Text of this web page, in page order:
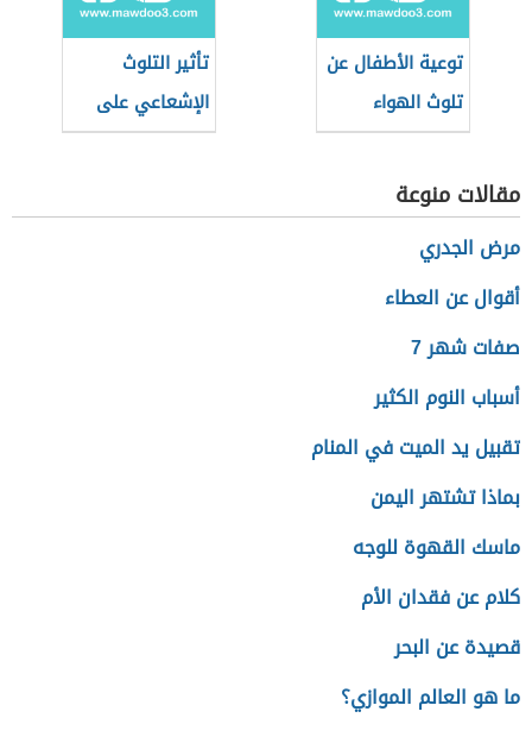
توعية الأطفال عن
تلوث الهواء
تأثير التلوث
الإشعاعي على
البيئة
مقالات منوعة
مرض الجدري
أقوال عن العطاء
صفات شهر 7
أسباب النوم الكثير
تقبيل يد الميت في المنام
بماذا تشتهر اليمن
ماسك القهوة للوجه
كلام عن فقدان الأم
قصيدة عن البحر
ما هو العالم الموازي؟